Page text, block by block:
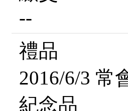
--
禮品
2016/6/3 常
紀念品